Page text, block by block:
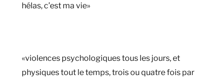
hélas, c’est ma vie»
«violences psychologiques tous les jours, et
physiques tout le temps, trois ou quatre fois par